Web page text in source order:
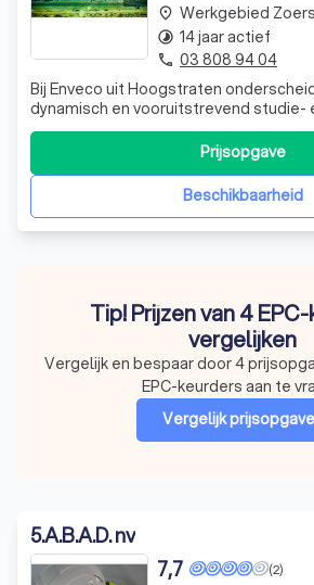
Bij Enveco uit Hoogstraten
dynamisch en vooruitstrevend studie-
de bouwsector. Met een diepgaande
asbestkeuringen als
bedienen we zowel particuliere klanten
relaties. Onze diensten ziBeschikbaarheid
Prijsopgave
place Werkgebied
timelapse 14 jaar actief
phone 03 808 94 04
Tip! Prijzen van 4
vergelijken
Vergelijk en bespaar door 4
EPC-keurders aan te
Vergelijk
5.A.B.A.D. nv
(2)
7,7